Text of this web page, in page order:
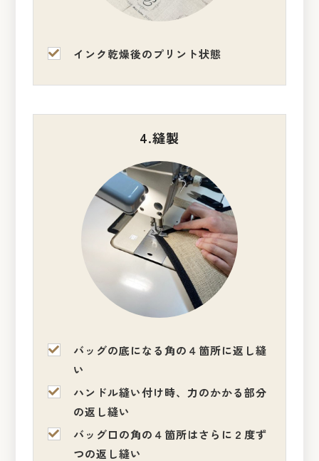
インク乾燥後のプリント状態
4.縫製
バッグの底になる角の４箇所に返し縫
い
ハンドル縫い付け時、力のかかる部分
の返し縫い
バッグ口の角の４箇所はさらに２度ず
つの返し縫い